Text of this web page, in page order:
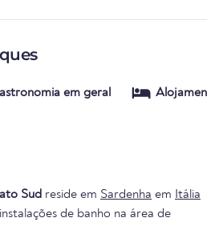
em geral Alojamento
Sud reside em Sardenha em Itália
de banho na área de